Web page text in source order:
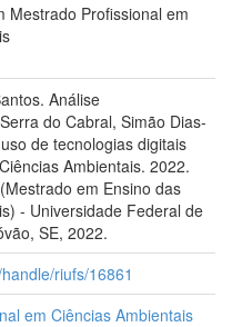
Mestrado Profissional em
Análise
do Cabral, Simão Dias-
de tecnologias digitais
Ambientais. 2022.
em Ensino das
- Universidade Federal de
SE, 2022.
riufs/16861
em Ciências Ambientais